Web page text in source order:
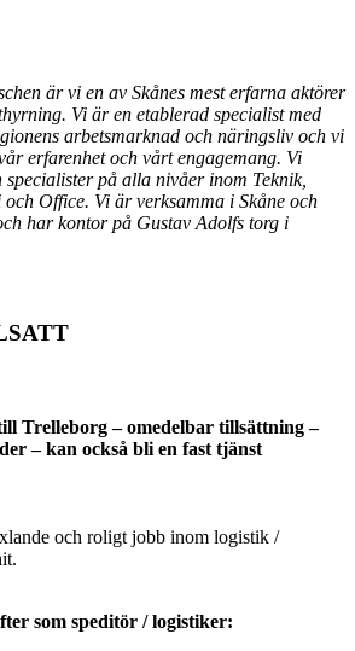
är vi en av Skånes mest erfarna aktörer
Vi ären etablerad specialist med
arbetsmarknad och näringsliv och vi
erfarenhet och vårt engagemang. Vi
på alla nivåer inom Teknik,
Office. Vi är verksamma i Skåne och
har kontor på Gustav Adolfs torg i
Trelleborg – omedelbar tillsättning –
– kan också bli en fast tjänst
och roligt jobb inom logistik /
som speditör / logistiker: